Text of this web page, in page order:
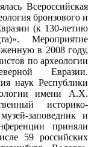
Всероссийская
бронзового и
(к 130-летию
Мероприятие
в 2008 году,
по археологии
Евразии.
наук Республики
имени А.Х.
историко-
заповедник и
приняли
59 российских